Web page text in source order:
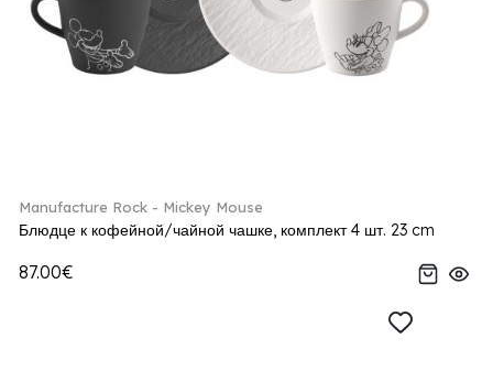
Manufacture Rock - Mickey Mouse
Блюдце к кофейной/чайной чашке, комплект 4 шт. 23 cm
87.00€